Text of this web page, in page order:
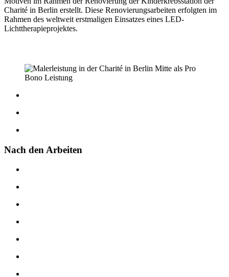
Charité in Berlin erstellt. Diese Renovierungsarbeiten erfolgten im
Rahmen des weltweit erstmaligen Einsatzes eines LED-
Lichttherapieprojektes.
Nach den Arbeiten